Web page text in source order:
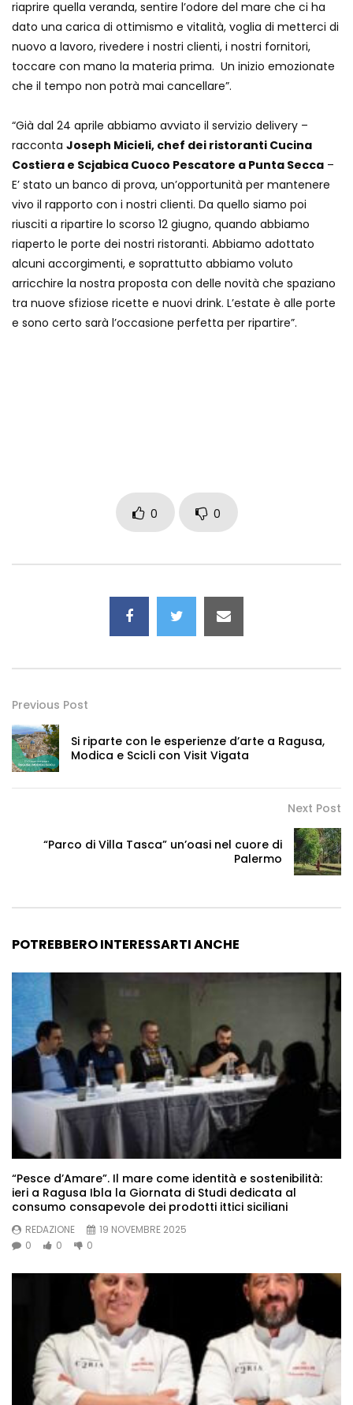
riaprire quella veranda, sentire l’odore del mare che ci ha
dato una carica di ottimismo e vitalità, voglia di metterci di
nuovo a lavoro, rivedere i nostri clienti, i nostri fornitori,
toccare con mano la materia prima. Un inizio emozionate
che il tempo non potrà mai cancellare”.
“Già dal 24 aprile abbiamo avviato il servizio delivery –
racconta Joseph Micieli, chef dei ristoranti Cucina
Costiera e Scjabica Cuoco Pescatore a Punta Secca –
E’ stato un banco di prova, un’opportunità per mantenere
vivo il rapporto con i nostri clienti. Da quello siamo poi
riusciti a ripartire lo scorso 12 giugno, quando abbiamo
riaperto le porte dei nostri ristoranti. Abbiamo adottato
alcuni accorgimenti, e soprattutto abbiamo voluto
arricchire la nostra proposta con delle novità che spaziano
tra nuove sfiziose ricette e nuovi drink. L’estate è alle porte
e sono certo sarà l’occasione perfetta per ripartire”.
0 0
Previous Post
Si riparte con le esperienze d’arte a Ragusa,
Modica e Scicli con Visit Vigata
Next Post
“Parco di Villa Tasca” un’oasi nel cuore di
Palermo
POTREBBERO INTERESSARTI ANCHE
“Pesce d’Amare”. Il mare come identità e sostenibilità:
ieri a Ragusa Ibla la Giornata di Studi dedicata al
consumo consapevole dei prodotti ittici siciliani
REDAZIONE
19 NOVEMBRE 2025
0
0 0